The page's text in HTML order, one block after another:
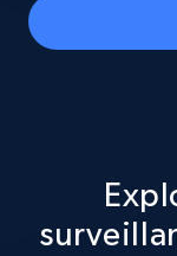
5.6K+